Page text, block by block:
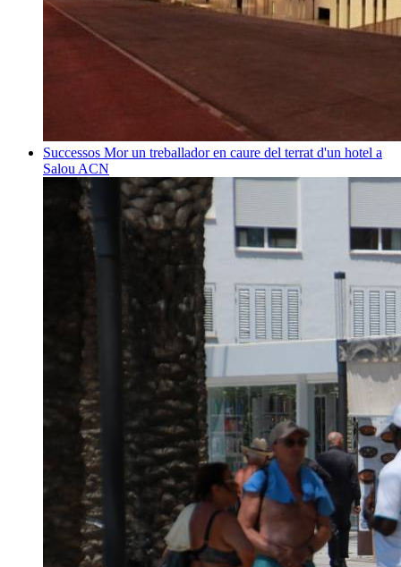
Successos Mor un treballador en caure del terrat d'un hotel a
Salou ACN